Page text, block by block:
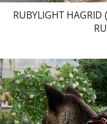
RUBYLIGHT